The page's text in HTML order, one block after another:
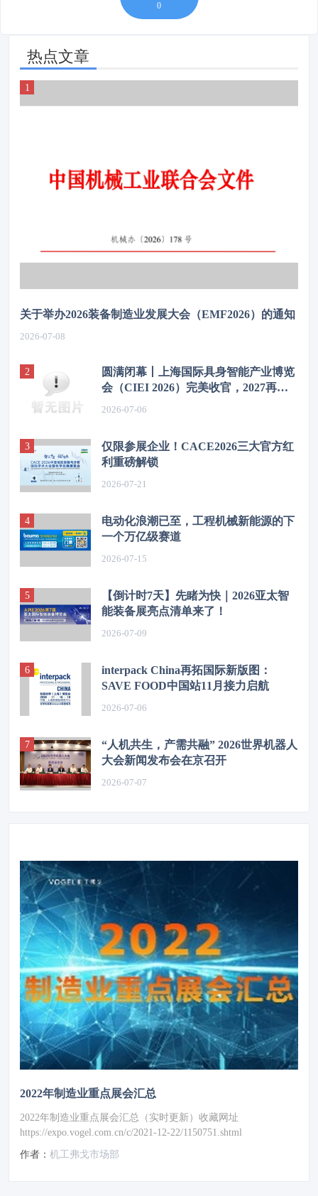
0
热点文章
关于举办2026装备制造业发展大会（EMF2026）的通知
2026-07-08
圆满闭幕丨上海国际具身智能产业博览
会（CIEI 2026）完美收官，2027再相
2026-07-06
仅限参展企业！CACE2026三大官方红
利重磅解锁
2026-07-21
电动化浪潮已至，工程机械新能源的下
一个万亿级赛道
2026-07-15
【倒计时7天】先睹为快｜2026亚太智
能装备展亮点清单来了！
2026-07-09
interpack China再拓国际新版图：
SAVE FOOD中国站11月接力启航
2026-07-06
“人机共生，产需共融” 2026世界机器人
大会新闻发布会在京召开
2026-07-07
2022年制造业重点展会汇总
2022年制造业重点展会汇总（实时更新）收藏网址
https://expo.vogel.com.cn/c/2021-12-22/1150751.shtml
作者： 机工弗戈市场部